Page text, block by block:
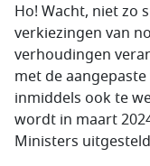
Ho! Wacht, niet zo
verkiezingen van
verhoudingen
met de
inmiddels ook te
wordt in maart
Ministers